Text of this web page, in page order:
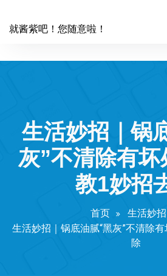
就酱紫吧！您随意啦！
生活妙招｜锅
灰”不清除有
教1妙招
首页
生活妙招
生活妙招｜锅底油腻“黑灰”不清除
除